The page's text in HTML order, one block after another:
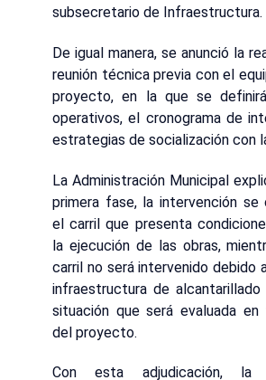
subsecretario de Infraestructura.
De igual manera, se anunció la
reunión técnica previa con el
proyecto, en la que se
operativos, el cronograma de
estrategias de socialización con
La Administración Municipal
primera fase, la intervención se
el carril que presenta
la ejecución de las obras,
carril no será intervenido debido
infraestructura de
situación que será evaluada
del proyecto.
Con esta adjudicación, la